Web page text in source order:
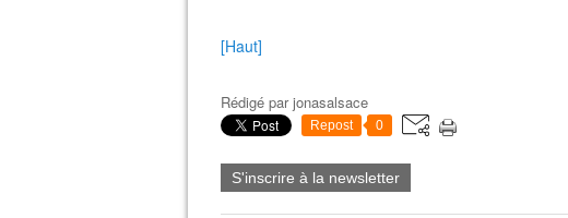
[Haut]
Rédigé parjonasalsace
Repost 0
S'inscrire à la newsletter